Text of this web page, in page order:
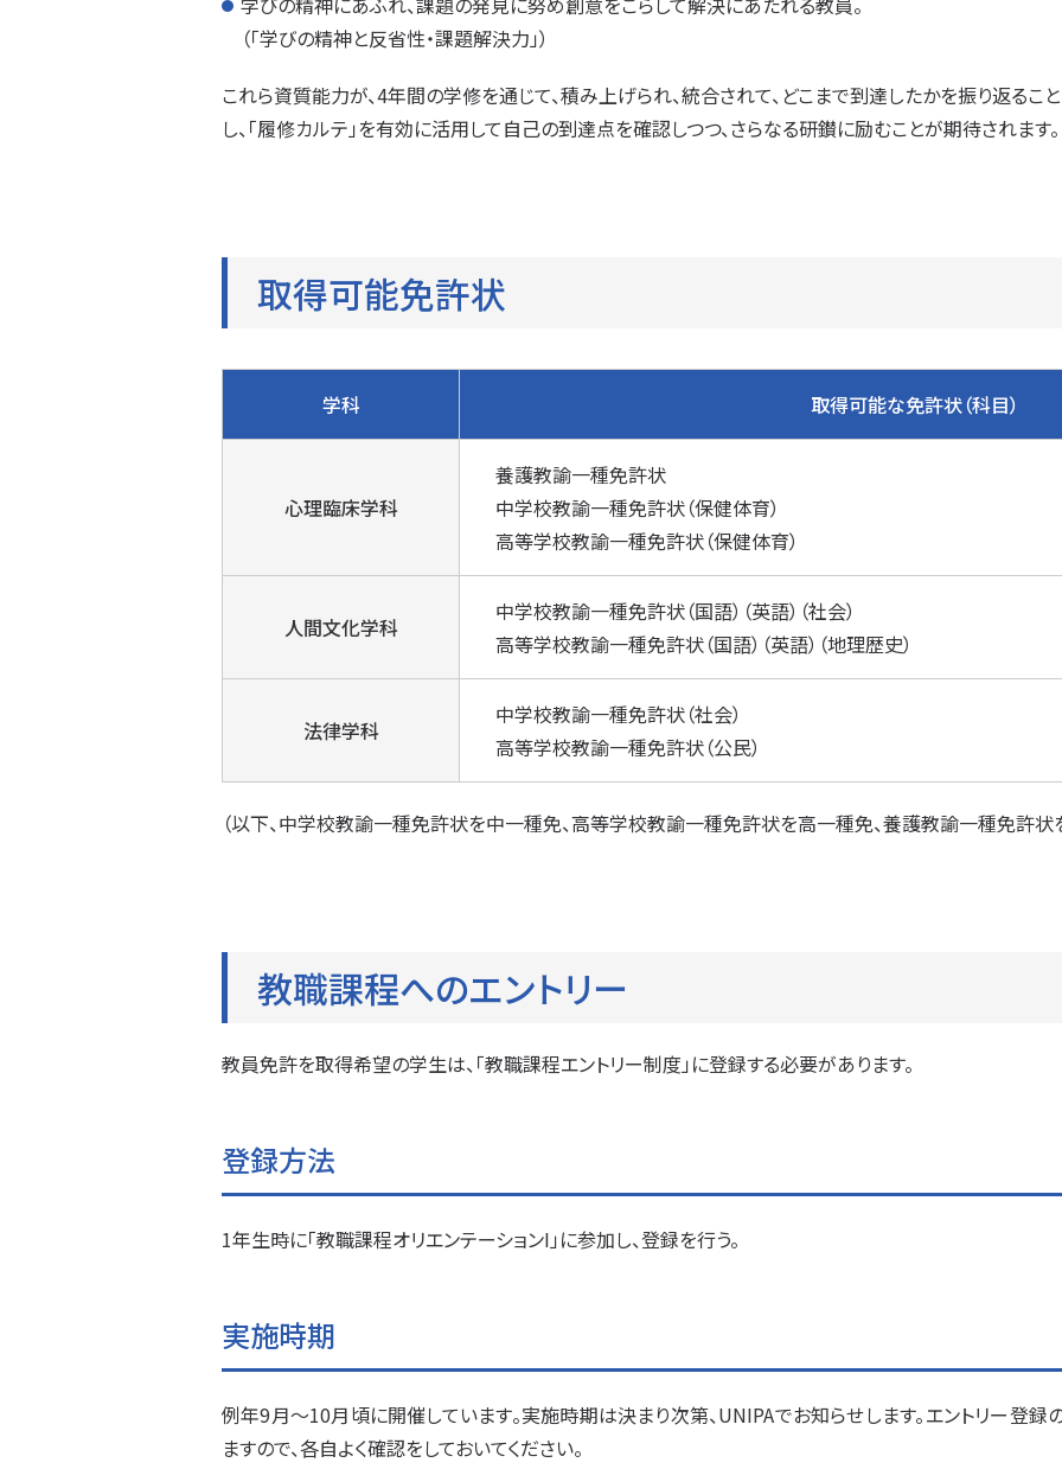
（「学びの精神と反省性・課題解決力」）
これら資質能力が、4年間の学修を通じて、積み上げられ、統合されて、どこまで到達したかを振り返るこ
し、「履修カルテ」を有効に活用して自己の到達点を確認しつつ、さらなる研鑚に励むことが期待されます。
取得可能免許状
学科 取得可能な免許状（科目）
心理臨床学科
養護教諭一種免許状
中学校教諭一種免許状（保健体育）
高等学校教諭一種免許状（保健体育）
人間文化学科
中学校教諭一種免許状（国語）（英語）（社会）
高等学校教諭一種免許状（国語）（英語）（地理歴史）
法律学科
中学校教諭一種免許状（社会）
高等学校教諭一種免許状（公民）
（以下、中学校教諭一種免許状を中一種免、高等学校教諭一種免許状を高一種免、養護教諭一種免許状
教職課程へのエントリー
教員免許を取得希望の学生は、「教職課程エントリー制度」に登録する必要があります。
登録方法
1年生時に「教職課程オリエンテーションI」に参加し、登録を行う。
実施時期
例年9月～10月頃に開催しています。実施時期は決まり次第、UNIPAでお知らせします。エントリー登
ますので、各自よく確認をしておいてください。